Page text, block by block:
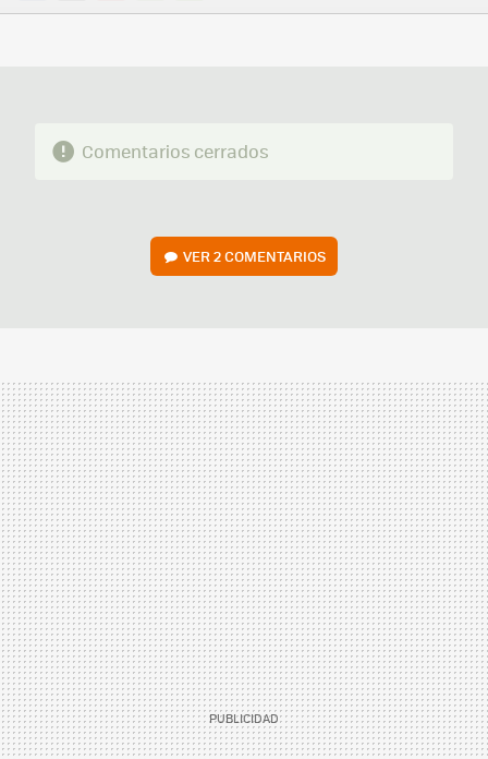
FACEBOOK
TWITTERFLIPBOARD
E-
WHATSAPP
Comentarios cerrados
VER2 COMENTARIOS